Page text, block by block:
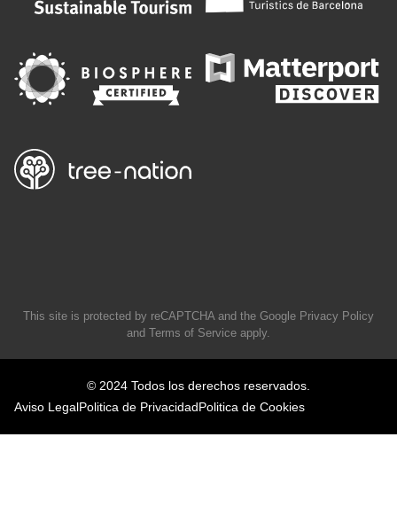
This site is protected by reCAPTCHA and the Google Privacy Policy
and Terms of Service apply.
© 2024 Todos los derechos reservados.
Aviso LegalPolitica de PrivacidadPolitica de Cookies